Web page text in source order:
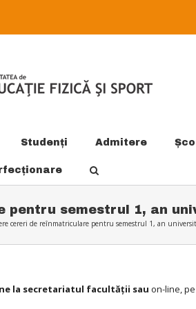
Studenți Admitere
pentru semestrul 1, an
cereri de reînmatriculare pentru semestrul 1, an
la secretariatul facultăţii sau on-line,